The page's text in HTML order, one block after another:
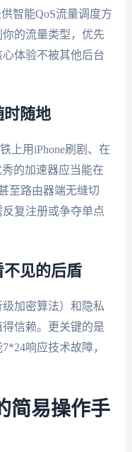
智能QoS流量调度方
的流量类型，优先
体验不被其他后台
时随地
上用iPhone刷剧、在
的加速器应当能在
至路由器端无缝切
复注册或争夺单点
见的后盾
加密算法）和隐私
信赖。更关键的是
响应技术故障，
简易操作手